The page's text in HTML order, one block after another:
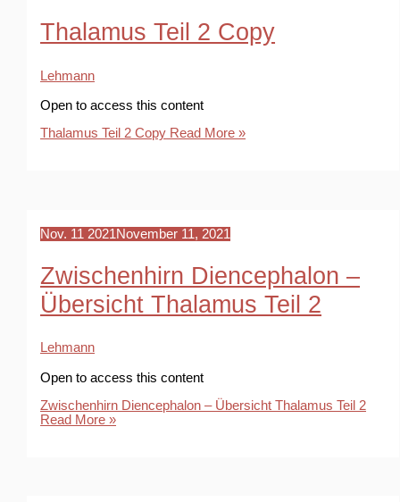
Thalamus Teil 2 Copy
Lehmann
Open to access this content
Thalamus Teil 2 Copy Read More »
Nov. 11 2021 November 11, 2021
Zwischenhirn Diencephalon –
Übersicht Thalamus Teil 2
Lehmann
Open to access this content
Zwischenhirn Diencephalon – Übersicht Thalamus Teil 2
Read More »